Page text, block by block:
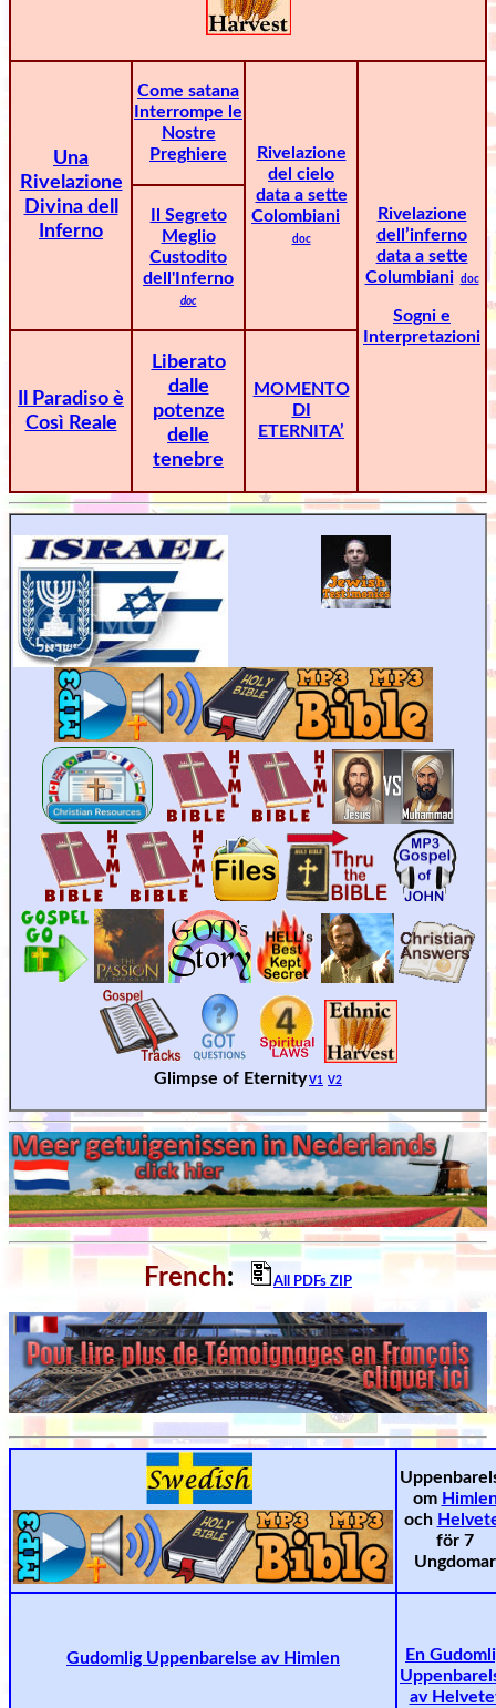
Una
Rivelazione
Divina dell
Inferno
Come satana
Interrompe le
Nostre
Preghiere
Rivelazione
del cielo
data a sette
Colombiani
doc
Rivelazione
dell’inferno
data a sette
Columbiani
doc
Sogni e
Interpretazioni
Il Segreto
Meglio
Custodito
dell'Inferno
doc
Il Paradiso è
Così Reale
Liberato
dalle
potenze
delle
tenebre
MOMENTO
DI
ETERNITA’
Glimpse of Eternity V1 V2
French: All PDFs ZIP
om
och
för 7
Ungdomar
Gudomlig Uppenbarelse av Himlen
En
av